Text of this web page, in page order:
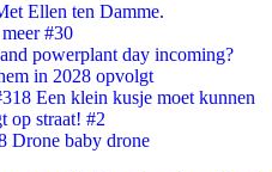
Ellen ten Damme.
#30
powerplant day incoming?
in 2028 opvolgt
Een klein kusje moet kunnen
op straat! #2
Drone baby drone